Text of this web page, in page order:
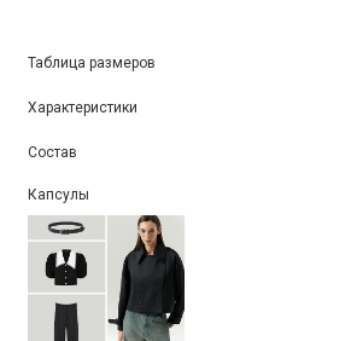
Таблица размеров
Характеристики
Состав
Капсулы